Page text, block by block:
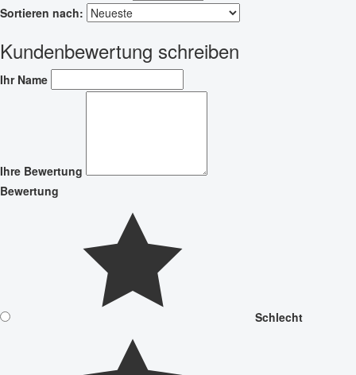
Sortieren nach:
Kundenbewertung schreiben
Ihr Name
Ihre Bewertung
Bewertung
Schlecht